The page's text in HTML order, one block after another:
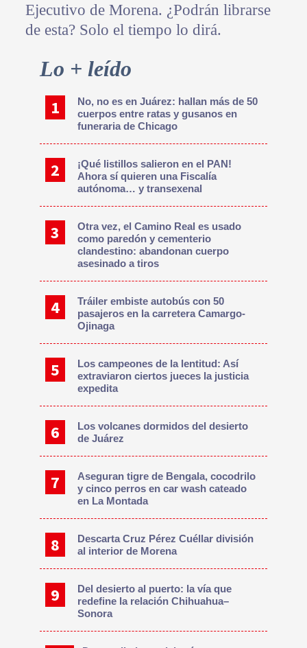
Ejecutivo de Morena. ¿Podrán librarse
de esta? Solo el tiempo lo dirá.
Primary
Sidebar
Lo + leído
No, no es en Juárez: hallan más de 50
cuerpos entre ratas y gusanos en
funeraria de Chicago
¡Qué listillos salieron en el PAN!
Ahora sí quieren una Fiscalía
autónoma… y transexenal
Otra vez, el Camino Real es usado
como paredón y cementerio
clandestino: abandonan cuerpo
asesinado a tiros
Tráiler embiste autobús con 50
pasajeros en la carretera Camargo-
Ojinaga
Los campeones de la lentitud: Así
extraviaron ciertos jueces la justicia
expedita
Los volcanes dormidos del desierto
de Juárez
Aseguran tigre de Bengala, cocodrilo
y cinco perros en car wash cateado
en La Montada
Descarta Cruz Pérez Cuéllar división
al interior de Morena
Del desierto al puerto: la vía que
redefine la relación Chihuahua–
Sonora